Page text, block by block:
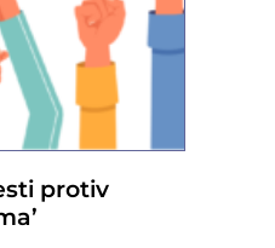
protiv